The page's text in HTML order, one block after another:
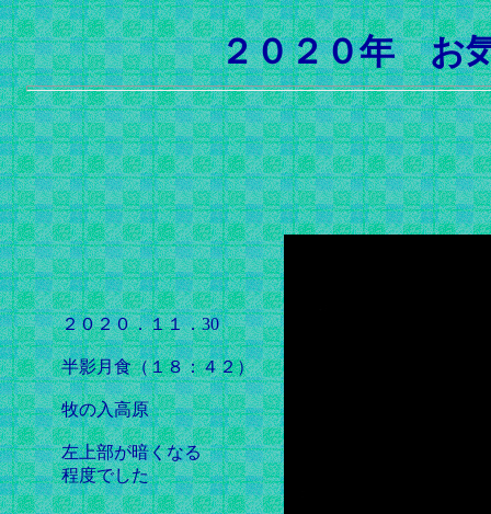
２０２０年 お
２０２０．１１．30
半影月食（１８：４２）
牧の入高原
左上部が暗くなる
程度でした